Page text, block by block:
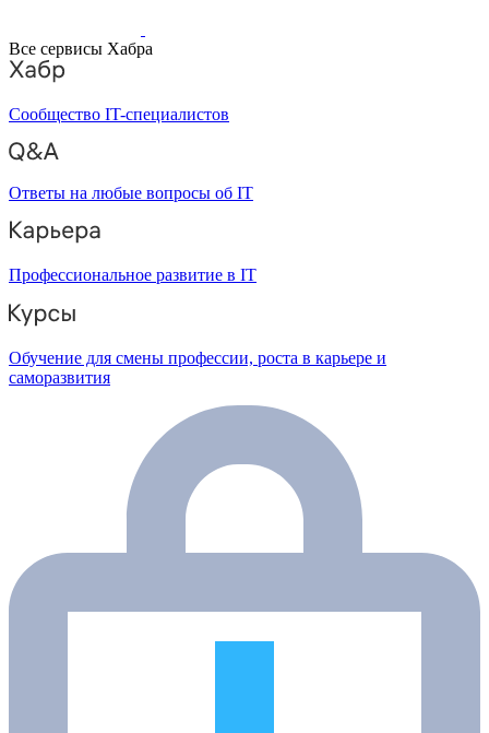
Все сервисы Хабра
Сообщество IT-специалистов
Ответы на любые вопросы об IT
Профессиональное развитие в IT
Обучение для смены профессии, роста в карьере и
саморазвития